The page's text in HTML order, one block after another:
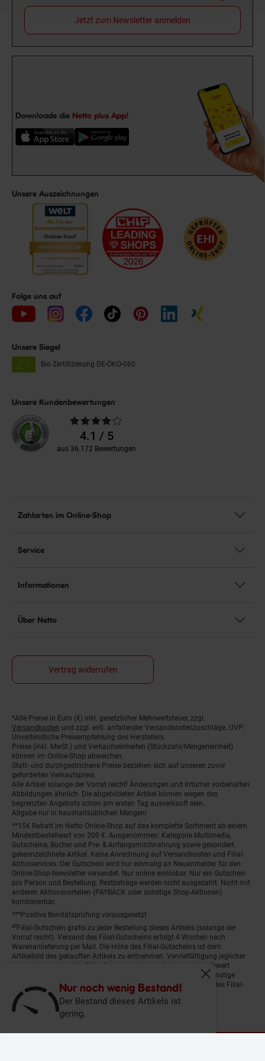
Nur noch wenig Bestand!
Der Bestand dieses Artikels ist
gering.
Fenster
Jetzt zum Newsletter anmelden
Downloade die Netto plus App!
Unsere Auszeichnungen
Folge uns auf
Unsere Siegel
Bio Zertifizierung DE-ÖKO-060
Unsere Kundenbewertungen
Durchschnittliche
Bewertungen4.1 / 5
aus 36.172 Bewertungen
Zahlarten im Online-Shop
Service
Informationen
Über Netto
Vertrag widerrufen
Fußnoten
*Alle Preise in Euro (€) inkl. gesetzlicher Mehrwertsteuer, zzgl.
Versandkosten und zzgl. evtl. anfallender Versandkostenzuschläge. UVP:
Unverbindliche Preisempfehlung des Herstellers.
Preise (inkl. MwSt.) und Verkaufseinheiten (Stückzahl/Mengeneinheit)
können im Online-Shop abweichen.
Statt- und durchgestrichene Preise beziehen sich auf unseren zuvor
geforderten Verkaufspreis.
Alle Artikel solange der Vorrat reicht! Änderungen und Irrtümer vorbehalten.
Abbildungen ähnlich. Die abgebildeten Artikel können wegen des
begrenzten Angebots schon am ersten Tag ausverkauft sein.
Abgabe nur in haushaltsüblichen Mengen!
**15€ Rabatt im Netto Online-Shop auf das komplette Sortiment ab einem
Mindestbestellwert von 200 €. Ausgenommen: Kategorie Multimedia,
Gutscheine, Bücher und Pre- & Anfangsmilchnahrung sowie gesondert
gekennzeichnete Artikel. Keine Anrechnung auf Versandkosten und Filial-
Abholservices. Der Gutschein wird nur einmalig an Neuanmelder für den
Online-Shop-Newsletter versendet. Nur online einlösbar. Nur ein Gutschein
pro Person und Bestellung. Restbeträge werden nicht ausgezahlt. Nicht mit
anderen Aktionsvorteilen (PAYBACK oder sonstige Shop-Aktionen)
kombinierbar.
***Positive Bonitätsprüfung vorausgesetzt
²⁰Filial-Gutschein gratis zu jeder Bestellung dieses Artikels (solange der
Vorrat reicht). Versand des Filial-Gutscheins erfolgt 4 Wochen nach
Warenanlieferung per Mail. Die Höhe des Filial-Gutscheins ist dem
Artikelbild des gekauften Artikels zu entnehmen. Vervielfältigung jeglicher
Art nicht gestattet. Der Filial-Gutschein ist ohne Mindesteinkaufswert
einlösbar. Nicht mit anderen Aktionsvorteilen (PAYBACK oder sonstige
Shop-Aktionen) kombinierbar. Der jeweilige Gültigkeitszeitraum des Filial-
Gutscheins ist darauf vermerkt.